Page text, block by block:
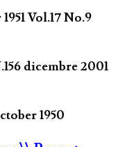
Vol.17 No.9
dicembre 2001
1950